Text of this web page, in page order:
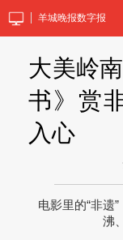
羊城晚报数字报
大美岭
书》赏
入心
电影里的“非遗
沸